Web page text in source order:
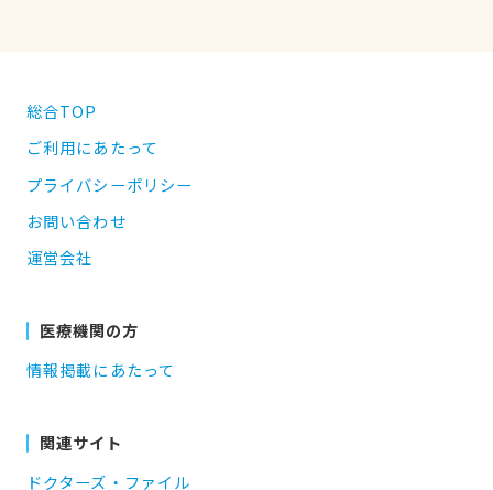
総合TOP
ご利用にあたって
プライバシーポリシー
お問い合わせ
運営会社
医療機関の方
情報掲載にあたって
関連サイト
ドクターズ・ファイル